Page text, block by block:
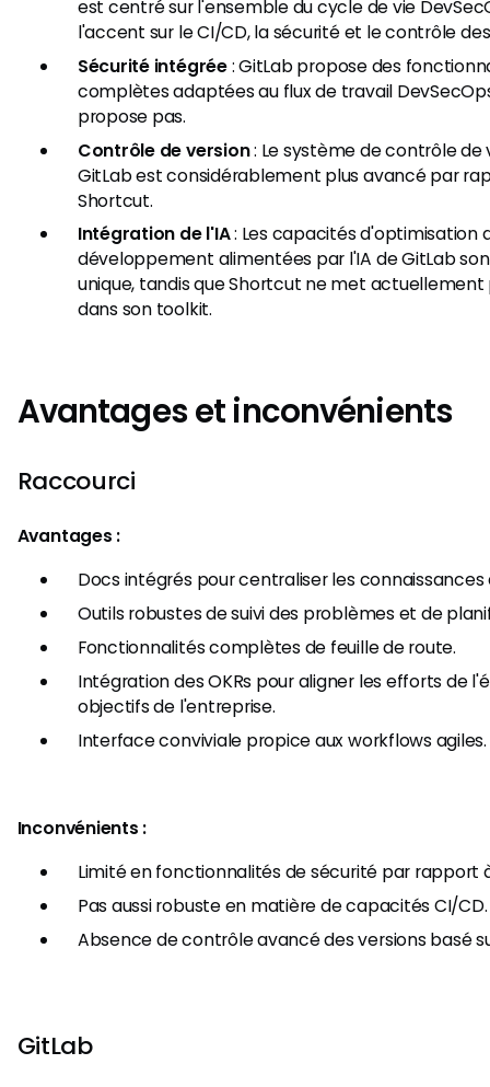
est centré sur l'ensemble du cycle de vie
l'accent sur le CI/CD, la sécurité et le contrôle
Sécurité intégrée: GitLab propose des
complètes adaptées au flux de travail
propose pas.
Contrôle de version: Le système de contrôle de
GitLab est considérablement plus avancé par
Shortcut.
Intégration de l'IA: Les capacités d'optimisation
développement alimentées par l'IA de GitLab
unique, tandis que Shortcut ne met actuellement
dans son toolkit.
Avantages et inconvénients
Raccourci
Avantages :
Docs intégrés pour centraliser les connaissances
Outils robustes de suivi des problèmes et de
Fonctionnalités complètes de feuille de route.
Intégration des OKRs pour aligner les efforts de
objectifs de l'entreprise.
Interface conviviale propice aux workflows agiles.
Inconvénients :
Limité en fonctionnalités de sécurité par rapport
Pas aussi robuste en matière de capacités CI/CD.
Absence de contrôle avancé des versions basé
GitLab